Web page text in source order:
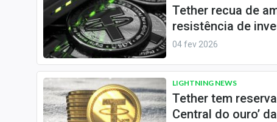
Tether recua de
resistência de
04 fev 2026
LIGHTNING NEWS
Tether tem
Central do ouro’